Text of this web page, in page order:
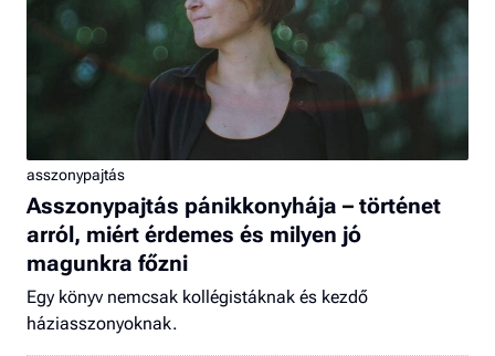
asszonypajtás
Asszonypajtás pánikkonyhája – történet
arról, miért érdemes és milyen jó
magunkra főzni
Egy könyv nemcsak kollégistáknak és kezdő
háziasszonyoknak.